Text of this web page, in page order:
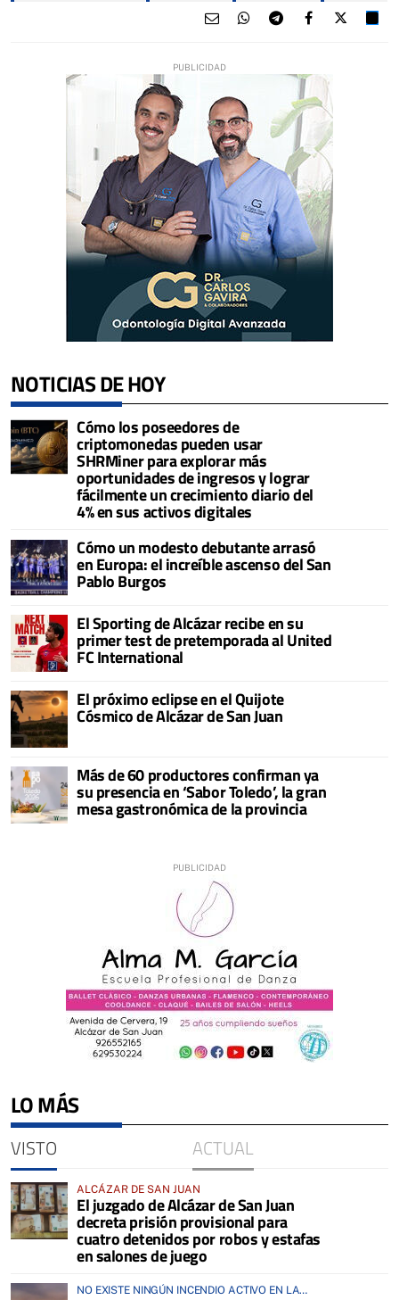
NOTICIAS DE HOY
Cómo los poseedores de
criptomonedas pueden usar
SHRMiner para explorar más
oportunidades de ingresos y lograr
fácilmente un crecimiento diario del
4% en sus activos digitales
Cómo un modesto debutante arrasó
en Europa: el increíble ascenso del San
Pablo Burgos
El Sporting de Alcázar recibe en su
primer test de pretemporada al United
FC International
El próximo eclipse en el Quijote
Cósmico de Alcázar de San Juan
Más de 60 productores confirman ya
su presencia en ‘Sabor Toledo’, la gran
mesa gastronómica de la provincia
LO MÁS
VISTO ACTUAL
ALCÁZAR DE SAN JUAN
El juzgado de Alcázar de San Juan
decreta prisión provisional para
cuatro detenidos por robos y estafas
en salones de juego
NO EXISTE NINGÚN INCENDIO ACTIVO EN LA